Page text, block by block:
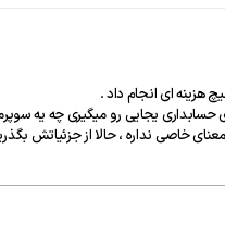
هزینه ای انجام داد .
یجایی رو میگیری چه یه
خاصی نداره ، حالا از جزئیاتش